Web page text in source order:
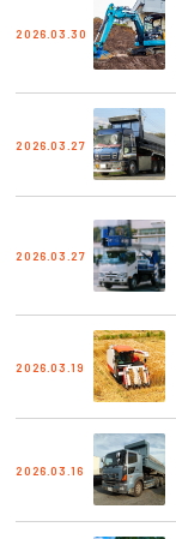
2026.03.30
2026.03.27
2026.03.27
2026.03.19
2026.03.16